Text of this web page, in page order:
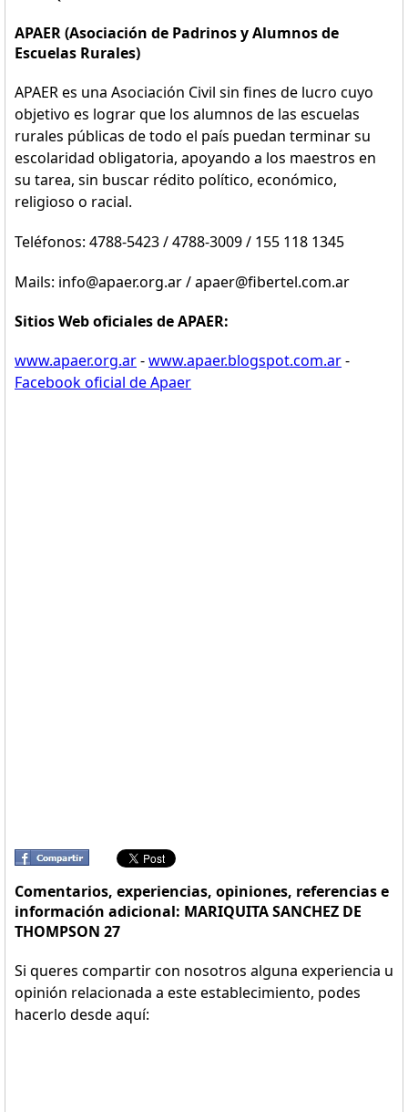
APAER (Asociación de Padrinos y Alumnos de
Escuelas Rurales)
APAER es una Asociación Civil sin fines de lucro cuyo
objetivo es lograr que los alumnos de las escuelas
rurales públicas de todo el país puedan terminar su
escolaridad obligatoria, apoyando a los maestros en
su tarea, sin buscar rédito político, económico,
religioso o racial.
Teléfonos: 4788-5423 / 4788-3009 / 155 118 1345
Mails: info@apaer.org.ar / apaer@fibertel.com.ar
Sitios Web oficiales de APAER:
www.apaer.org.ar-www.apaer.blogspot.com.ar-
Facebook oficial de Apaer
Comentarios, experiencias, opiniones, referencias e
información adicional: MARIQUITA SANCHEZ DE
THOMPSON 27
Si queres compartir con nosotros alguna experiencia u
opinión relacionada a este establecimiento, podes
hacerlo desde aquí: